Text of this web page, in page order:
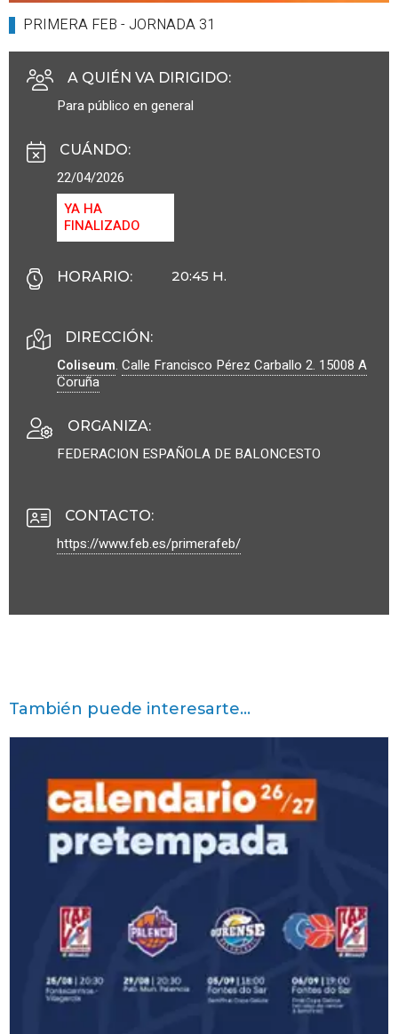
PRIMERA FEB - JORNADA 31
A QUIÉN VA DIRIGIDO:
Para público en general
CUÁNDO:
22/04/2026
YA HA
FINALIZADO
HORARIO: 20:45 H.
DIRECCIÓN:
Coliseum. Calle Francisco Pérez Carballo 2. 15008 A
Coruña
ORGANIZA:
FEDERACION ESPAÑOLA DE BALONCESTO
CONTACTO:
https://www.feb.es/primerafeb/
También puede interesarte...